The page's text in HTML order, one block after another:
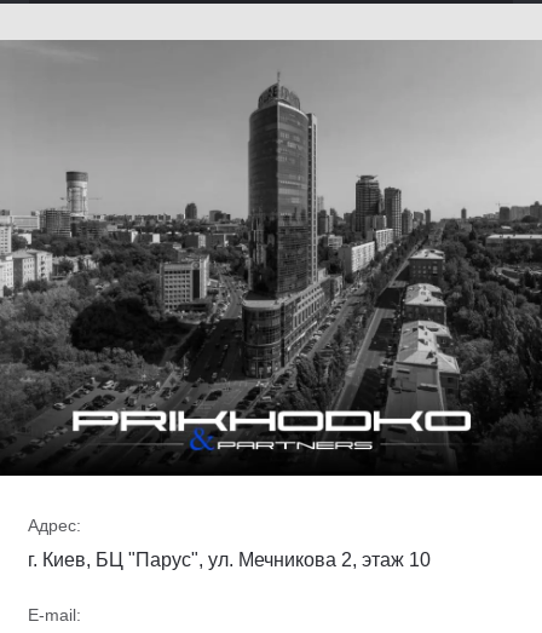
Адрес:
г. Киев, БЦ "Парус", ул. Мечникова 2, этаж 10
E-mail: